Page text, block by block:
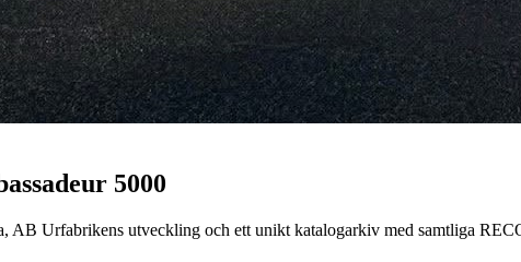
5000
AB Urfabrikens utveckling och ett unikt katalogarkiv med samtliga